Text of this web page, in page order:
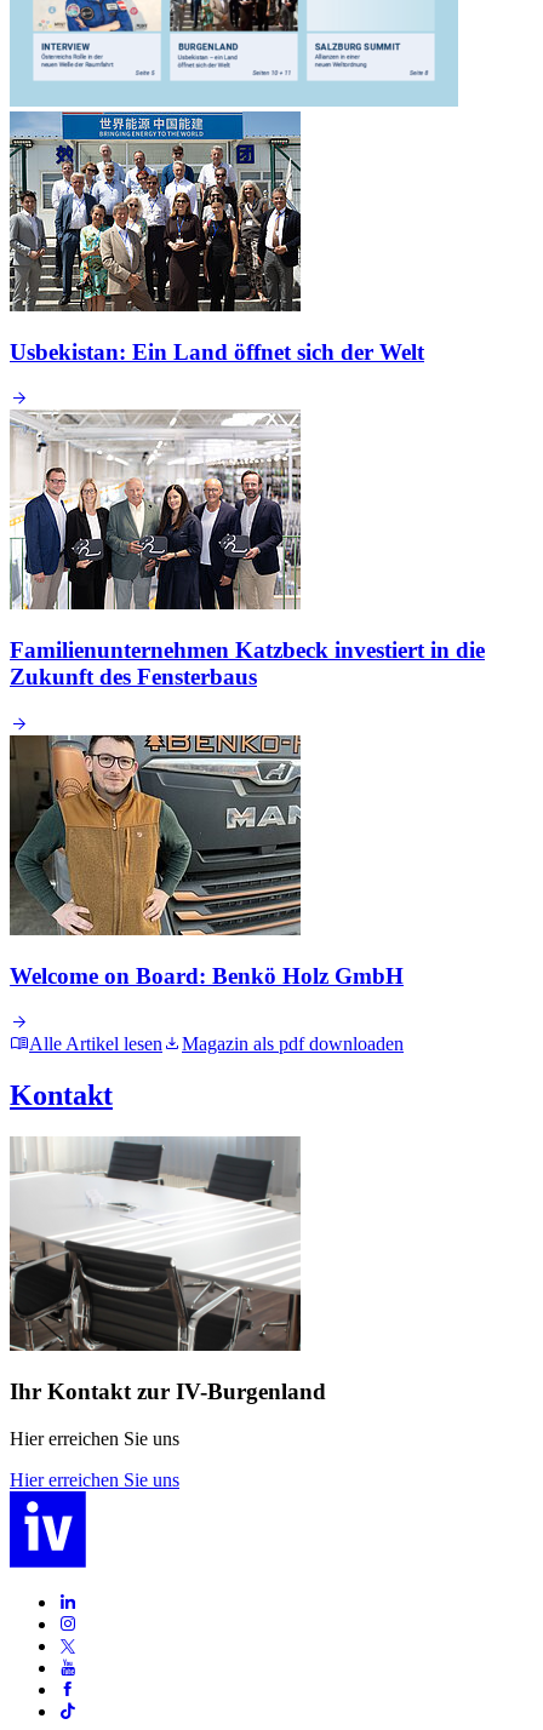
Usbekistan: Ein Land öffnet sich der Welt
Familienunternehmen Katzbeck investiert in die
Zukunft des Fensterbaus
Welcome on Board: Benkö Holz GmbH
Alle Artikel lesen Magazin als pdf downloaden
Kontakt
Ihr Kontakt zur IV-Burgenland
Hier erreichen Sie uns
Hier erreichen Sie uns